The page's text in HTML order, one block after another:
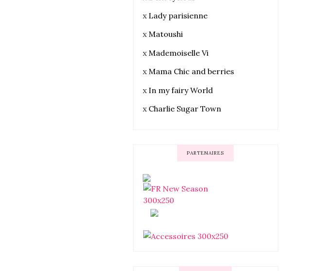
x Lady parisienne
xMatoushi
x Mademoiselle Vi
xMama Chic and berries
x In my fairy World
x Charlie Sugar Town
PARTENAIRES